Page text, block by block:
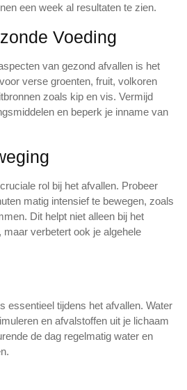
een week al resultaten te zien.
Voeding
van gezond afvallen is het
verse groenten, fruit, volkoren
zoals kip en vis. Vermijd
en beperk je inname van
rol bij het afvallen. Probeer
matig intensief te bewegen, zoals
Dit helpt niet alleen bij het
verbetert ook je algehele
essentieel tijdens het afvallen. Water
en afvalstoffen uit je lichaam
de dag regelmatig water en